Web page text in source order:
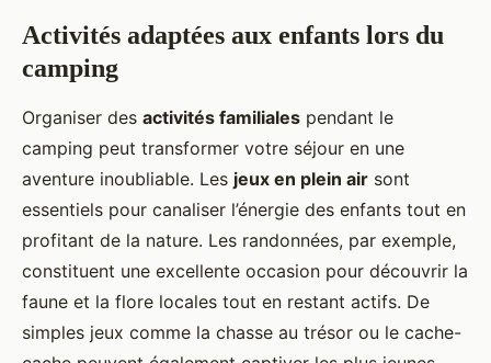
Activités adaptées aux enfants lors du
camping
Organiser des activités familiales pendant le
camping peut transformer votre séjour en une
aventure inoubliable. Les jeux en plein air sont
essentiels pour canaliser l’énergie des enfants tout en
profitant de la nature. Les randonnées, par exemple,
constituent une excellente occasion pour découvrir la
faune et la flore locales tout en restant actifs. De
simples jeux comme la chasse au trésor ou le cache-